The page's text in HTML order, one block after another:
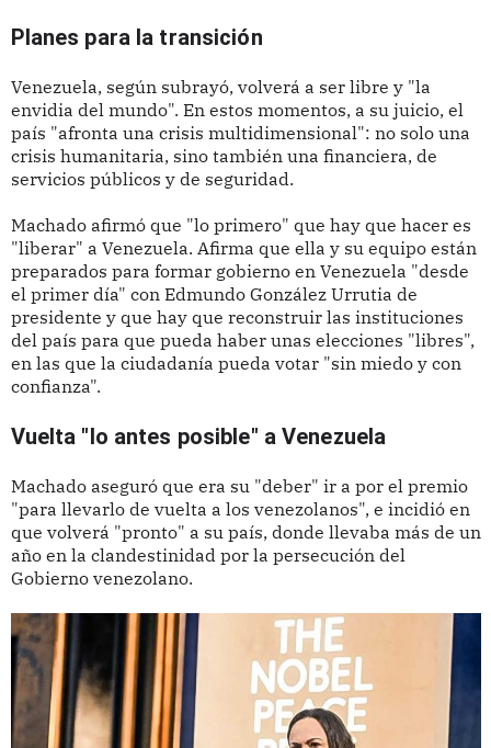
Planes para la transición
Venezuela, según subrayó, volverá a ser libre y "la
envidia del mundo". En estos momentos, a su juicio, el
país "afronta una crisis multidimensional": no solo una
crisis humanitaria, sino también una financiera, de
servicios públicos y de seguridad.
Machado afirmó que "lo primero" que hay que hacer es
"liberar" a Venezuela. Afirma que ella y su equipo están
preparados para formar gobierno en Venezuela "desde
el primer día" con Edmundo González Urrutia de
presidente y que hay que reconstruir las instituciones
del país para que pueda haber unas elecciones "libres",
en las que la ciudadanía pueda votar "sin miedo y con
confianza".
Vuelta "lo antes posible" a Venezuela
Machado aseguró que era su "deber" ir a por el premio
"para llevarlo de vuelta a los venezolanos", e incidió en
que volverá "pronto" a su país, donde llevaba más de un
año en la clandestinidad por la persecución del
Gobierno venezolano.